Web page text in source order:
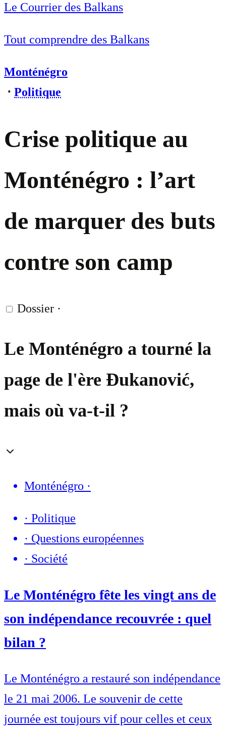
Le Courrier des Balkans
Tout comprendre des Balkans
Monténégro
⋅ Politique
Crise politique au
Monténégro : l’art
de marquer des buts
contre son camp
Dossier ·
Le Monténégro a tourné la
page de l'ère Đukanović,
mais où va-t-il ?
Monténégro ·
· Politique
· Questions européennes
· Société
Le Monténégro fête les vingt ans de
son indépendance recouvrée : quel
bilan ?
Le Monténégro a restauré son indépendance
le 21 mai 2006. Le souvenir de cette
journée est toujours vif pour celles et ceux